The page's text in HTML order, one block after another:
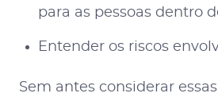
para as pessoas dentro
Entender os riscos
Sem antes considerar